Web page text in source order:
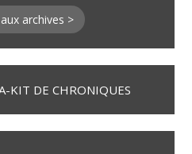
archives >
KIT DE CHRONIQUES